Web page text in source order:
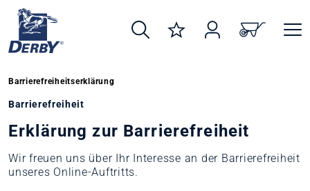
springen
Barrierefreiheitserklärung
Barrierefreiheit
Erklärung zur Barrierefreiheit
Wir freuen uns über Ihr Interesse an der Barrierefreiheit
unseres Online-Auftritts.